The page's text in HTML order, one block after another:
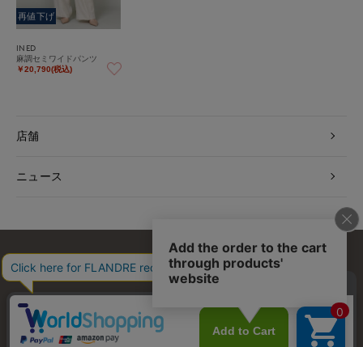
再値下げ
INED
麻調セミワイドパンツ
￥20,790(税込)
店舗
ニュース
お問い合わせ 利用規約 会社概要 プライバシーポリシー
特定商取引・古物営業法に基づく表示 店舗リスト